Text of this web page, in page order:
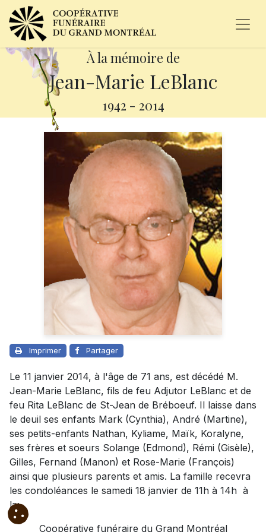
À la mémoire de
Jean-Marie LeBlanc
1942 - 2014
Imprimer Partager
Le 11 janvier 2014, à l'âge de 71 ans, est décédé M.
Jean-Marie LeBlanc, fils de feu Adjutor LeBlanc et de
feu Rita LeBlanc de St-Jean de Bréboeuf. Il laisse dans
le deuil ses enfants Mark (Cynthia), André (Martine),
ses petits-enfants Nathan, Kyliame, Maïk, Koralyne,
ses frères et soeurs Solange (Edmond), Rémi (Gisèle),
Gilles, Fernand (Manon) et Rose-Marie (François)
ainsi que plusieurs parents et amis. La famille recevra
les condoléances le samedi 18 janvier de 11h à 14h à
la:
Coopérative funéraire du Grand Montréal